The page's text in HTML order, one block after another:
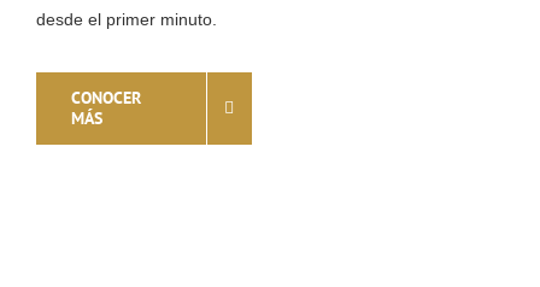
desde el primer minuto.
CONOCER
MÁS